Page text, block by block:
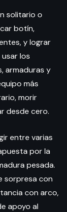
solitario o
botín,
y lograr
los
armaduras y
más
morir
desde cero.
entre varias
por la
pesada.
sorpresa con
con arco,
apoyo al